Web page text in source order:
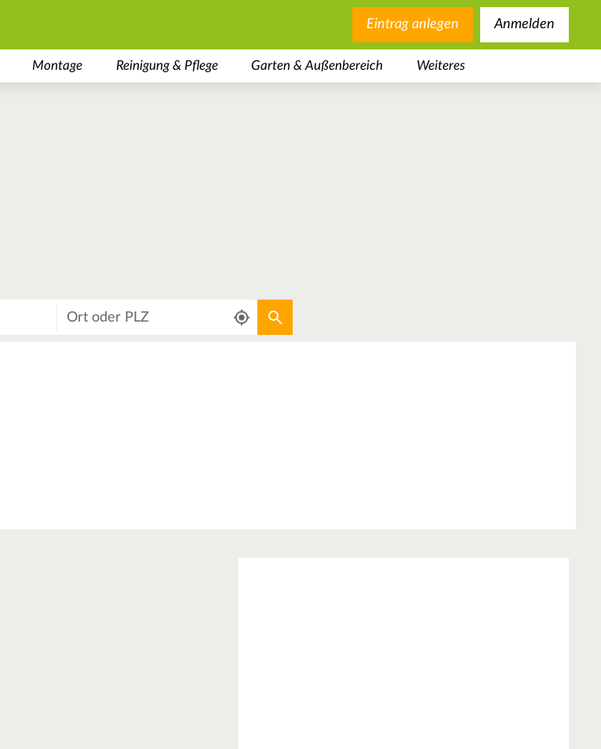
Eintrag anlegen Anmelden
Montage Reinigung & Pflege Garten & Außenbereich Weiteres
Aktuellen Standort verwenden